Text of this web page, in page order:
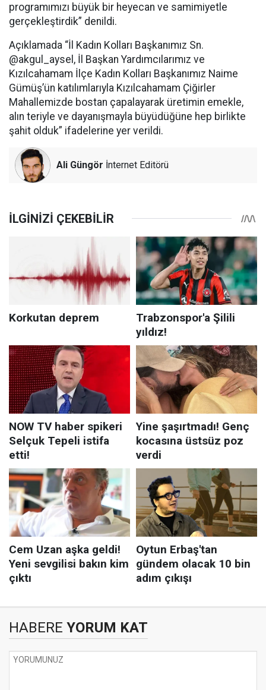
programımızı büyük bir heyecan ve samimiyetle
gerçekleştirdik” denildi.
Açıklamada “İl Kadın Kolları Başkanımız Sn.
@akgul_aysel, İl Başkan Yardımcılarımız ve
Kızılcahamam İlçe Kadın Kolları Başkanımız Naime
Gümüş’ün katılımlarıyla Kızılcahamam Çiğirler
Mahallemizde bostan çapalayarak üretimin emekle,
alın teriyle ve dayanışmayla büyüdüğüne hep birlikte
şahit olduk” ifadelerine yer verildi.
Ali Güngör İnternet Editörü
HABERE YORUM KAT